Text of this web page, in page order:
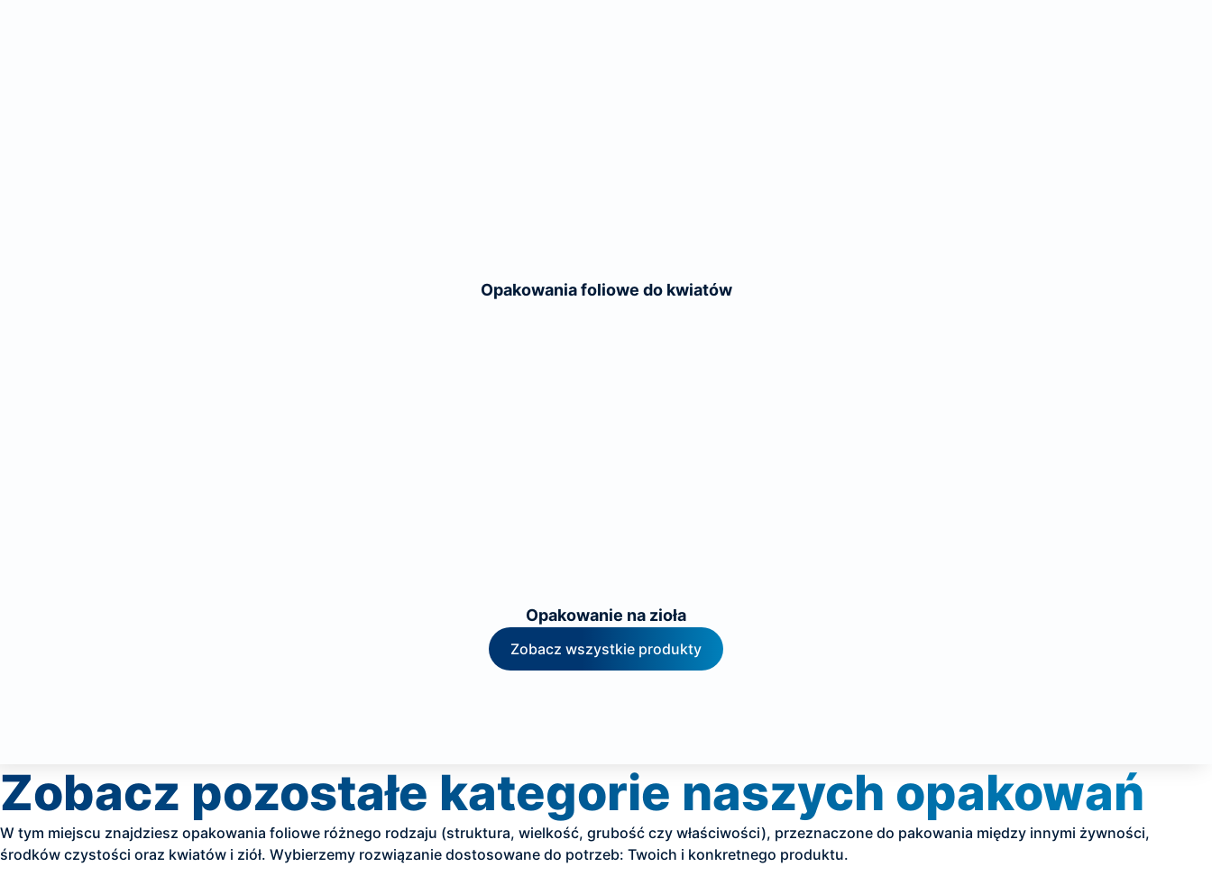
Opakowania foliowe do kwiatów
Opakowanie na zioła
Zobacz wszystkie produkty
Zobacz pozostałe kategorie naszych opakowań
W tym miejscu znajdziesz opakowania foliowe różnego rodzaju (struktura, wielkość, grubość czy właściwości), przeznaczone do pakowania między innymi żywności,
środków czystości oraz kwiatów i ziół. Wybierzemy rozwiązanie dostosowane do potrzeb: Twoich i konkretnego produktu.